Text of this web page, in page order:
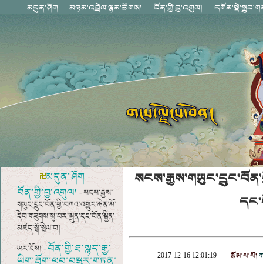
མདུན་ཤོག
བོན་གྱི་བྱ་འགུལ། - སངས་རྒྱས་
གཡུང་དྲུང་བོན་གྱི་བཀའ་འགྱུར་ཆེན་མོ་
དེབ་གཟུགས་སུ་པར་སྐྲུན་དང་བོན་སྦྱིན་
མཛད་སྒོ་སྤེལ་བ།
ཡར་ངོས། -བོན་གྱི་ཐ་སྙད་རྒྱ་
ཡིག་ཐོག་ཕབ་བསྒྱུར་གཏན་
2017-12-16 12:01:19 རྩོམ་པ་པོ།